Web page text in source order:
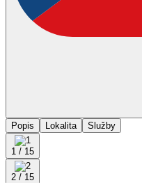
Popis
Lokalita Služby
1 / 15
2 / 15